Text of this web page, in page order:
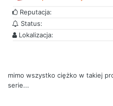
Reputacja:
Status:
Lokalizacja:
mimo wszystko ciężko w takiej
serie...